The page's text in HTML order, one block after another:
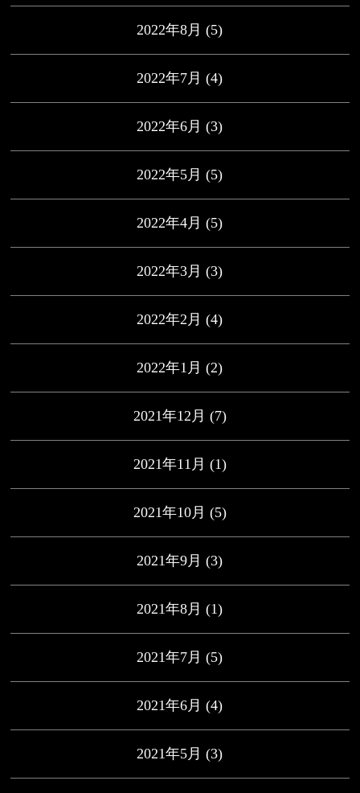
2022年8月 (5)
2022年7月 (4)
2022年6月 (3)
2022年5月 (5)
2022年4月 (5)
2022年3月 (3)
2022年2月 (4)
2022年1月 (2)
2021年12月 (7)
2021年11月 (1)
2021年10月 (5)
2021年9月 (3)
2021年8月 (1)
2021年7月 (5)
2021年6月 (4)
2021年5月 (3)